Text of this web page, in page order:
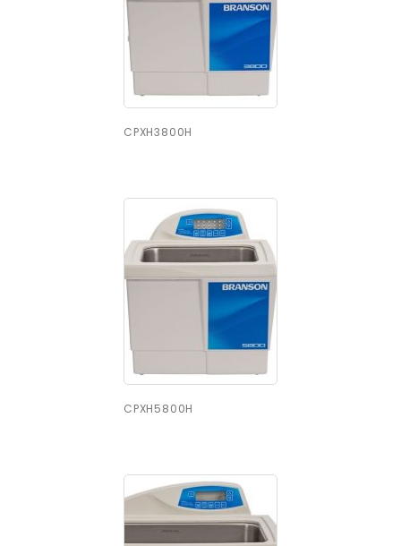
CPXH3800H
CPXH5800H